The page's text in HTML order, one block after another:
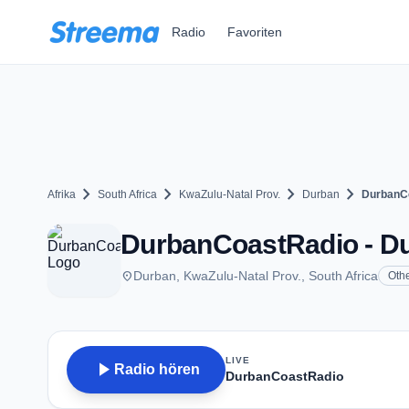
Radio Favoriten
Afrika chevron_right South Africa chevron_right KwaZulu-Natal Prov. chevron_right Durban chevron_right
DurbanCoastRadio -
placeDurban, KwaZulu-Natal Prov., South Africa
play_arrow Radio hören
LIVE
DurbanCoastRadio